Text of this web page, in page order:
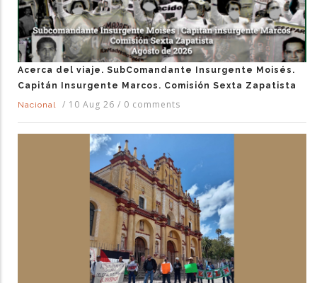
Acerca del viaje. SubComandante Insurgente Moisés.
Capitán Insurgente Marcos. Comisión Sexta Zapatista
Nacional
/ 10 Aug 26 / 0 comments